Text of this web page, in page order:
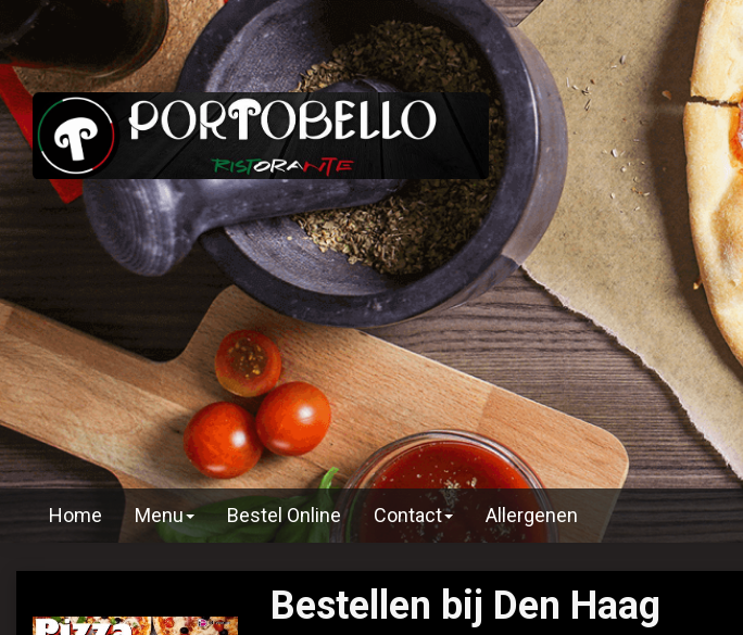
Home Menu Bestel Online Contact Allergenen
Bestellen bij Den Haag